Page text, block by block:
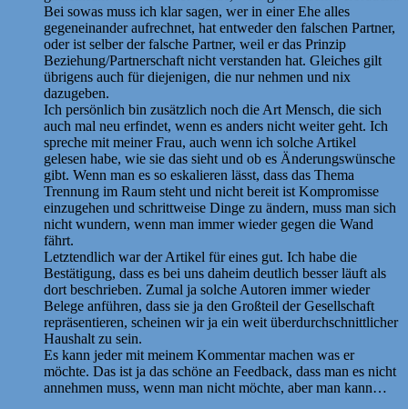
Bei sowas muss ich klar sagen, wer in einer Ehe alles
gegeneinander aufrechnet, hat entweder den falschen Partner,
oder ist selber der falsche Partner, weil er das Prinzip
Beziehung/Partnerschaft nicht verstanden hat. Gleiches gilt
übrigens auch für diejenigen, die nur nehmen und nix
dazugeben.
Ich persönlich bin zusätzlich noch die Art Mensch, die sich
auch mal neu erfindet, wenn es anders nicht weiter geht. Ich
spreche mit meiner Frau, auch wenn ich solche Artikel
gelesen habe, wie sie das sieht und ob es Änderungswünsche
gibt. Wenn man es so eskalieren lässt, dass das Thema
Trennung im Raum steht und nicht bereit ist Kompromisse
einzugehen und schrittweise Dinge zu ändern, muss man sich
nicht wundern, wenn man immer wieder gegen die Wand
fährt.
Letztendlich war der Artikel für eines gut. Ich habe die
Bestätigung, dass es bei uns daheim deutlich besser läuft als
dort beschrieben. Zumal ja solche Autoren immer wieder
Belege anführen, dass sie ja den Großteil der Gesellschaft
repräsentieren, scheinen wir ja ein weit überdurchschnittlicher
Haushalt zu sein.
Es kann jeder mit meinem Kommentar machen was er
möchte. Das ist ja das schöne an Feedback, dass man es nicht
annehmen muss, wenn man nicht möchte, aber man kann…